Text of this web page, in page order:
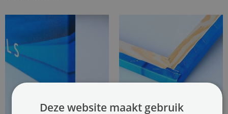
Deze website maakt gebruik